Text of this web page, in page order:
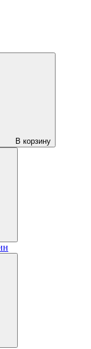
В корзину